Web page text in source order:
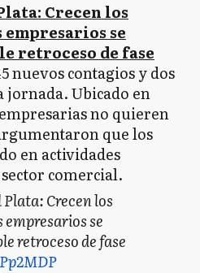
Crecen los
se
retroceso de fase
nuevos contagios y dos
Ubicado en
no quieren
que los
en actividades
comercial.
Crecen los
se
retroceso de fase